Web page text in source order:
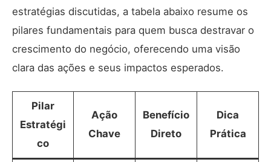
estratégias discutidas, a tabela abaixo resume os
pilares fundamentais para quem busca destravar o
crescimento do negócio, oferecendo uma visão
clara das ações e seus impactos esperados.
Pilar
Estratégi
co
Ação
Chave
Benefício
Direto
Dica
Prática